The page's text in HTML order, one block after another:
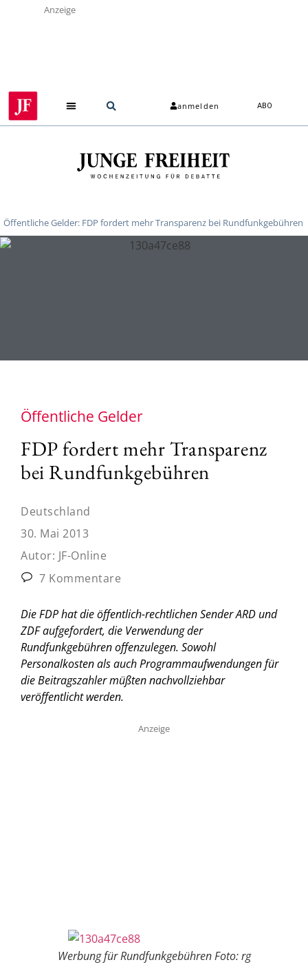
Anzeige
anmelden ABO
Öffentliche Gelder: FDP fordert mehr Transparenz bei Rundfunkgebühren
Öffentliche Gelder
FDP fordert mehr Transparenz
bei Rundfunkgebühren
Deutschland
30. Mai 2013
Autor: JF-Online
7 Kommentare
Die FDP hat die öffentlich-rechtlichen Sender ARD und
ZDF aufgefordert, die Verwendung der
Rundfunkgebühren offenzulegen. Sowohl
Personalkosten als auch Programmaufwendungen für
die Beitragszahler müßten nachvollziehbar
veröffentlicht werden.
Anzeige
Werbung für Rundfunkgebühren Foto: rg